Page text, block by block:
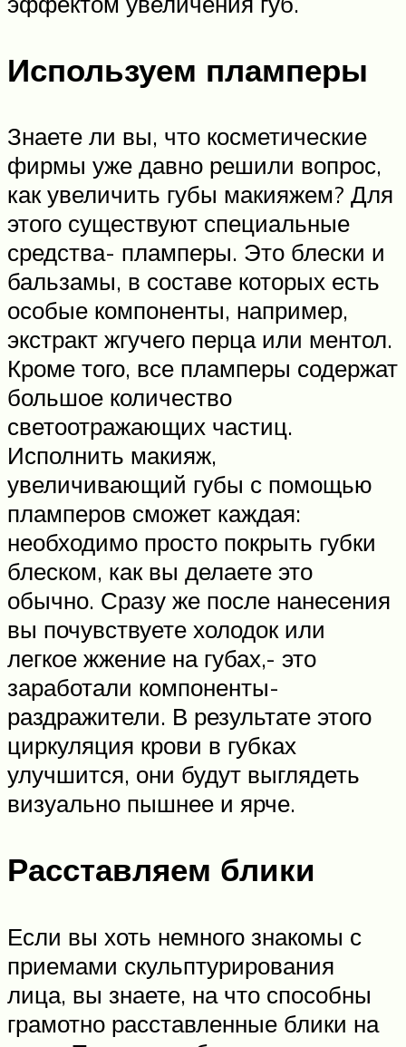
Используем пламперы
Знаете ли вы, что косметические
фирмы уже давно решили вопрос,
как увеличить губы макияжем? Для
этого существуют специальные
средства- пламперы. Это блески и
бальзамы, в составе которых есть
особые компоненты, например,
экстракт жгучего перца или ментол.
Кроме того, все пламперы содержат
большое количество
светоотражающих частиц.
Исполнить макияж,
увеличивающий губы с помощью
пламперов сможет каждая:
необходимо просто покрыть губки
блеском, как вы делаете это
обычно. Сразу же после нанесения
вы почувствуете холодок или
легкое жжение на губах,- это
заработали компоненты-
раздражители. В результате этого
циркуляция крови в губках
улучшится, они будут выглядеть
визуально пышнее и ярче.
Расставляем блики
Если вы хоть немного знакомы с
приемами скульптурирования
лица, вы знаете, на что способны
грамотно расставленные блики на